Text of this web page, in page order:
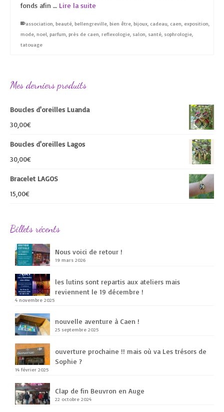
fonds afin … Lire la suite
association beauté bellengreville bien être bijoux cadeau caen exposition
mode noel parfum près de caen reflexologie salon santé sophrologie
tatouage
Mes derniers produits
Boucles d'oreilles Luanda
30,00€
Boucles d'oreilles Lagos
30,00€
Bracelet LAGOS
15,00€
Billets récents
Nous voici de retour !
19 mars 2026
les lutins sont repartis aux ateliers mais
reviennent le 19 décembre !
4 novembre 2025
nouvelle aventure à Caen !
25 septembre 2025
ouverture prochaine !! mais où va Les trésors de
Sophie ?
14 février 2025
Clap de fin Beuvron en Auge
22 octobre 2024